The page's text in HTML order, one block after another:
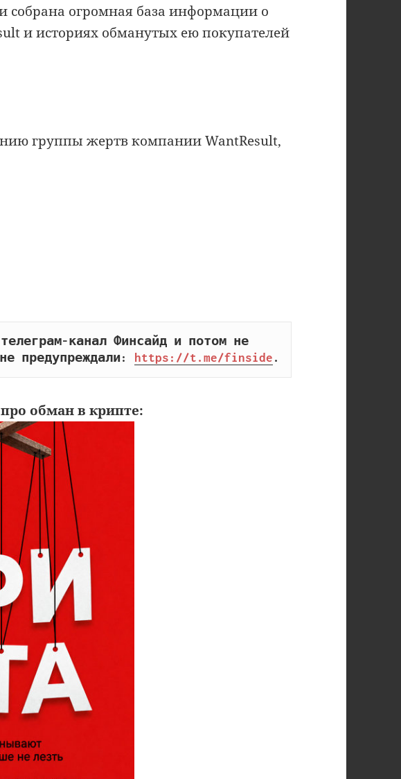
собрана огромная база информации о
и историях обманутых ею покупателей
группы жертв компании WantResult,
канал Финсайд и потом не
предупреждали:
https://t.me/finside .
про обман в крипте: